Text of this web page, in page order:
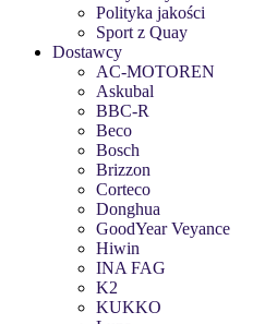
Polityka jakości
Sport z Quay
Dostawcy
AC-MOTOREN
Askubal
BBC-R
Beco
Bosch
Brizzon
Corteco
Donghua
GoodYear Veyance
Hiwin
INA FAG
K2
KUKKO